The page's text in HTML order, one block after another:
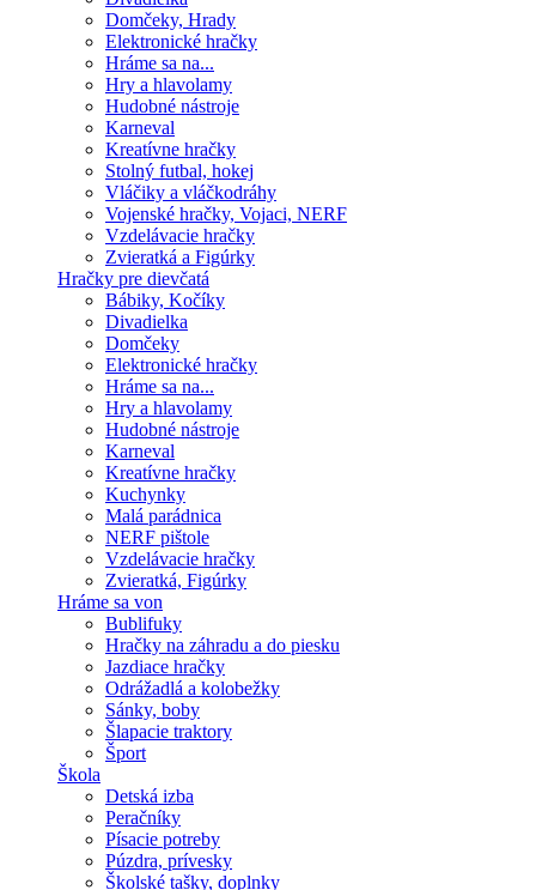
Domčeky, Hrady
Elektronické hračky
Hráme sa na...
Hry a hlavolamy
Hudobné nástroje
Karneval
Kreatívne hračky
Stolný futbal, hokej
Vláčiky a vláčkodráhy
Vojenské hračky, Vojaci, NERF
Vzdelávacie hračky
Zvieratká a Figúrky
Hračky pre dievčatá
Bábiky, Kočíky
Divadielka
Domčeky
Elektronické hračky
Hráme sa na...
Hry a hlavolamy
Hudobné nástroje
Karneval
Kreatívne hračky
Kuchynky
Malá parádnica
NERF pištole
Vzdelávacie hračky
Zvieratká, Figúrky
Hráme sa von
Bublifuky
Hračky na záhradu a do piesku
Jazdiace hračky
Odrážadlá a kolobežky
Sánky, boby
Šlapacie traktory
Šport
Škola
Detská izba
Peračníky
Písacie potreby
Púzdra, prívesky
Školské tašky, doplnky